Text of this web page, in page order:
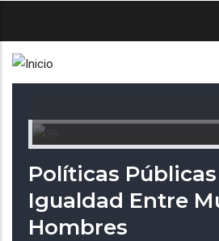
contenido
Políticas Públicas
Igualdad Entre
Hombres